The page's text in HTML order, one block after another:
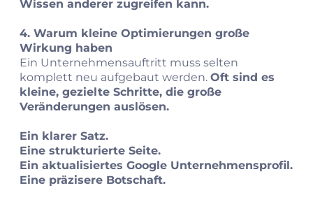
Wissen anderer zugreifen kann.
4. Warum kleine Optimierungen große
Wirkung haben
Ein Unternehmensauftritt muss selten
komplett neu aufgebaut werden. Oft sind es
kleine, gezielte Schritte, die große
Veränderungen auslösen.
Ein klarer Satz.
Eine strukturierte Seite.
Ein aktualisiertes Google Unternehmensprofil.
Eine präzisere Botschaft.